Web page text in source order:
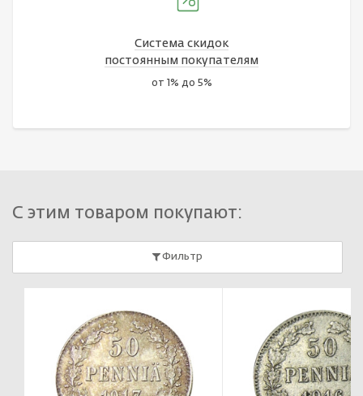
Система скидок
постоянным покупателям
от 1% до 5%
С этим товаром покупают:
Фильтр